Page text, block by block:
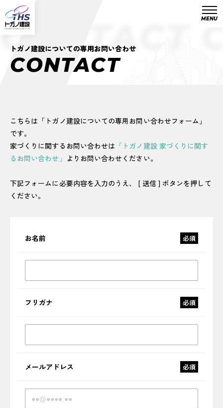
MENU
CONTACT
トガノ建設についての専用お問い合わせ
CONTACT
こちらは「トガノ建設についての専用お問い合わせフォーム」
です。
家づくりに関するお問い合わせは 「トガノ建設 家づくりに関す
るお問い合わせ」 よりお問い合わせください。
下記フォームに必要内容を入力のうえ、 [ 送信 ] ボタンを押して
ください。
お名前 必須
フリガナ 必須
メールアドレス 必須